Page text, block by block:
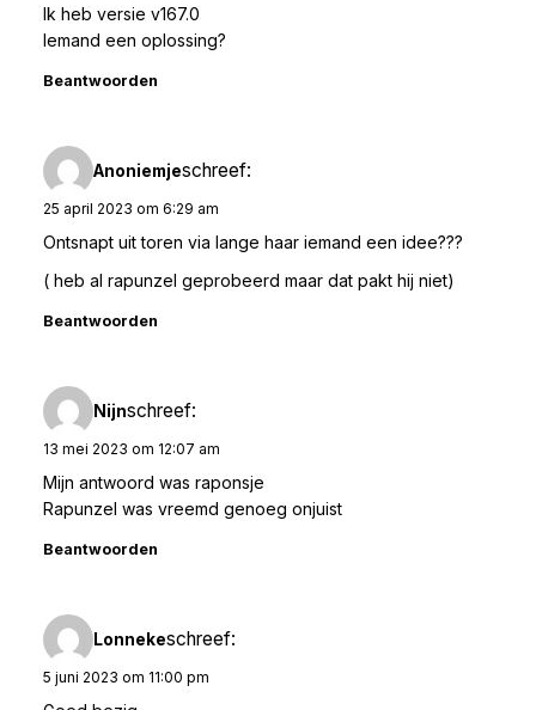
Ik heb versie v167.0
Iemand een oplossing?
Beantwoorden
Anoniemjeschreef:
25 april 2023 om 6:29 am
Ontsnapt uit toren via lange haar iemand een idee???
( heb al rapunzel geprobeerd maar dat pakt hij niet)
Beantwoorden
Nijnschreef:
13 mei 2023 om 12:07 am
Mijn antwoord was raponsje
Rapunzel was vreemd genoeg onjuist
Beantwoorden
Lonnekeschreef:
5 juni 2023 om 11:00 pm